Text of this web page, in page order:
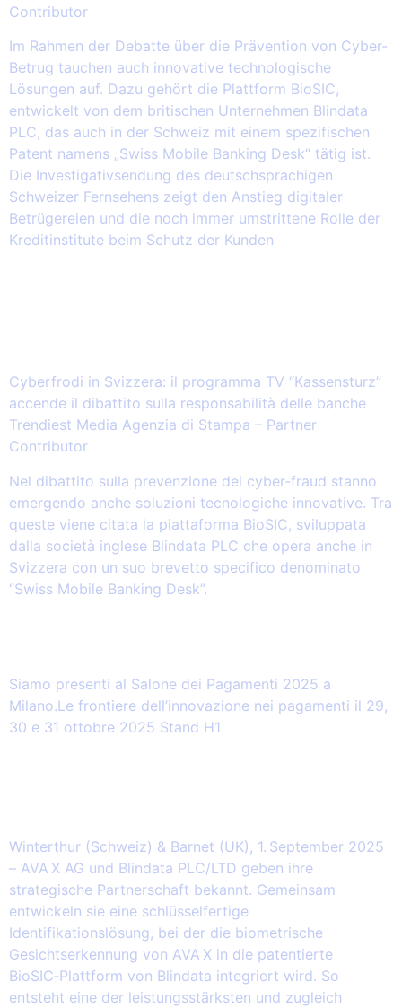
Contributor
Im Rahmen der Debatte über die Prävention von Cyber-
Betrug tauchen auch innovative technologische
Lösungen auf. Dazu gehört die Plattform BioSIC,
entwickelt von dem britischen Unternehmen Blindata
PLC, das auch in der Schweiz mit einem spezifischen
Patent namens „Swiss Mobile Banking Desk“ tätig ist.
Die Investigativsendung des deutschsprachigen
Schweizer Fernsehens zeigt den Anstieg digitaler
Betrügereien und die noch immer umstrittene Rolle der
Kreditinstitute beim Schutz der Kunden
Cyberfrodi in Svizzera: il programma TV “Kassensturz”
accende il dibattito sulla responsabilità delle banche
Trendiest Media Agenzia di Stampa – Partner
Contributor
Nel dibattito sulla prevenzione del cyber-fraud stanno
emergendo anche soluzioni tecnologiche innovative. Tra
queste viene citata la piattaforma BioSIC, sviluppata
dalla società inglese Blindata PLC che opera anche in
Svizzera con un suo brevetto specifico denominato
“Swiss Mobile Banking Desk”.
Siamo presenti al Salone dei Pagamenti 2025 a
Milano.Le frontiere dell’innovazione nei pagamenti il 29,
30 e 31 ottobre 2025 Stand H1
Winterthur (Schweiz) & Barnet (UK), 1. September 2025
– AVA X AG und Blindata PLC/LTD geben ihre
strategische Partnerschaft bekannt. Gemeinsam
entwickeln sie eine schlüsselfertige
Identifikationslösung, bei der die biometrische
Gesichtserkennung von AVA X in die patentierte
BioSIC‑Plattform von Blindata integriert wird. So
entsteht eine der leistungsstärksten und zugleich